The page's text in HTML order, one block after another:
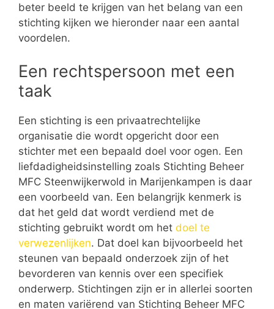
beter beeld te krijgen van het belang van een
stichting kijken we hieronder naar een aantal
voordelen.
Een rechtspersoon met een
taak
Een stichting is een privaatrechtelijke
organisatie die wordt opgericht door een
stichter met een bepaald doel voor ogen. Een
liefdadigheidsinstelling zoals Stichting Beheer
MFC Steenwijkerwold in Marijenkampen is daar
een voorbeeld van. Een belangrijk kenmerk is
dat het geld dat wordt verdiend met de
stichting gebruikt wordt om het doel te
verwezenlijken. Dat doel kan bijvoorbeeld het
steunen van bepaald onderzoek zijn of het
bevorderen van kennis over een specifiek
onderwerp. Stichtingen zijn er in allerlei soorten
en maten variërend van Stichting Beheer MFC